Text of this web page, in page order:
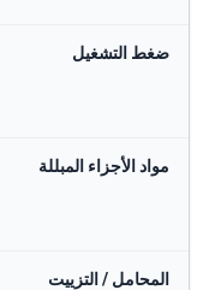
ضغط التشغيل
مواد الأجزاء المبللة
المحامل / التزييت